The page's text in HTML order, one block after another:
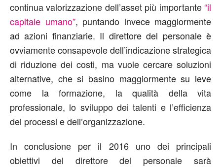
continua valorizzazione dell’asset più importante“il
capitale umano”, puntando invece maggiormente
ad azioni finanziarie. Il direttore del personale è
ovviamente consapevole dell’indicazione strategica
di riduzione dei costi, ma vuole cercare soluzioni
alternative, che si basino maggiormente su leve
come la formazione, la qualità della vita
professionale, lo sviluppo dei talenti e l’efficienza
dei processi e dell’organizzazione.
In conclusione per il 2016 uno dei principali
obiettivi del direttore del personale sarà